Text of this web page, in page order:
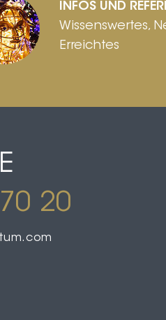
INFOS UND
Wissenswertes,
Erreichtes
20